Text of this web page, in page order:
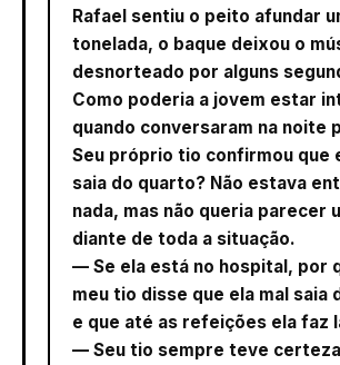
Rafael sentiu o peito afundar
tonelada, o baque deixou o
desnorteado por alguns
Como poderia a jovem estar
quando conversaram na noite
Seu próprio tio confirmou que
saia do quarto? Não estava
nada, mas não queria parecer
diante de toda a situação.
— Se ela está no hospital, por
meu tio disse que ela mal saia
e que até as refeições ela faz
— Seu tio sempre teve